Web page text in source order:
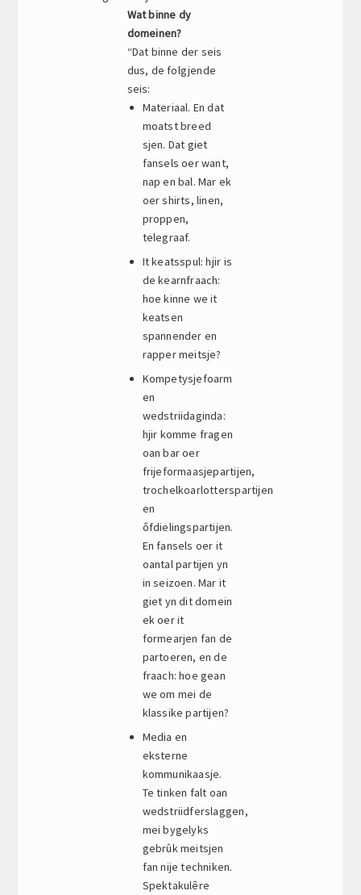
Wat binne dy
domeinen?
“Dat binne der seis
dus, de folgjende
seis:
Materiaal. En dat
moatst breed
sjen. Dat giet
fansels oer want,
nap en bal. Mar ek
oer shirts, linen,
proppen,
telegraaf.
It keatsspul: hjir is
de kearnfraach:
hoe kinne we it
keatsen
spannender en
rapper meitsje?
Kompetysjefoarm
en
wedstriidaginda:
hjir komme fragen
oan bar oer
frijeformaasjepartijen,
trochelkoarlotterspartijen
en
ôfdielingspartijen.
En fansels oer it
oantal partijen yn
in seizoen. Mar it
giet yn dit domein
ek oer it
formearjen fan de
partoeren, en de
fraach: hoe gean
we om mei de
klassike partijen?
Media en
eksterne
kommunikaasje.
Te tinken falt oan
wedstriidferslaggen,
mei bygelyks
gebrûk meitsjen
fan nije techniken.
Spektakulêre